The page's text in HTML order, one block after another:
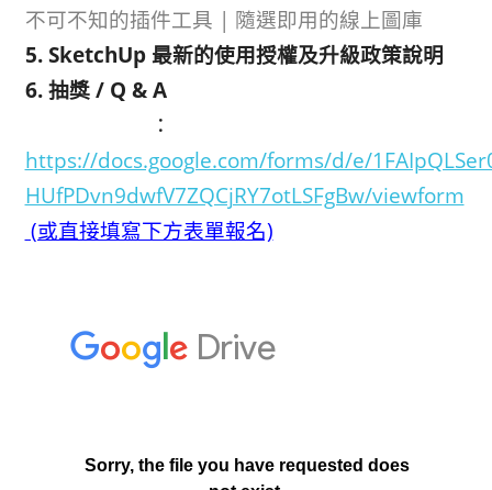
不可不知的插件工具 | 隨選即用的線上圖庫
5. SketchUp 最新的使用授權及升級政策說明
6. 抽獎 / Q & A
：
https://docs.google.com/forms/d/e/
HUfPDvn9dwfV7ZQCjRY7otLSFgBw/viewform
(或直接填寫下方表單報名)